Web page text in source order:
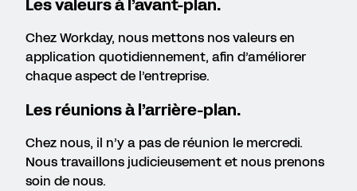
Les valeurs à l’avant-plan.
Chez Workday, nous mettons nos valeurs en
application quotidiennement, afin d’améliorer
chaque aspect de l’entreprise.
Les réunions à l’arrière-plan.
Chez nous, il n’y a pas de réunion le mercredi.
Nous travaillons judicieusement et nous prenons
soin de nous.